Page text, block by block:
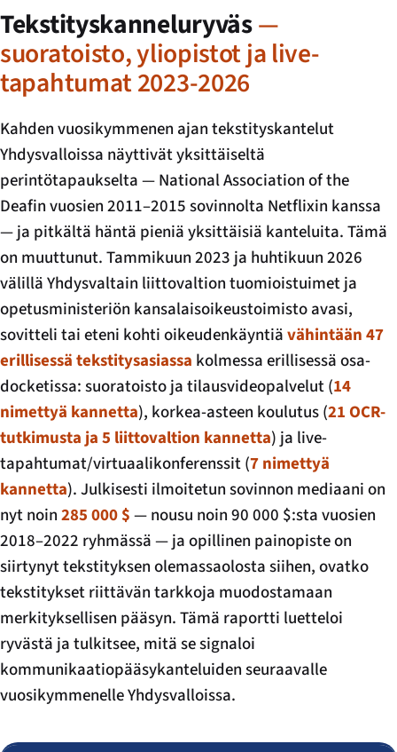
Tekstityskanneluryväs—
suoratoisto, yliopistot ja live-
tapahtumat 2023-2026
Kahden vuosikymmenen ajan tekstityskantelut
Yhdysvalloissa näyttivät yksittäiseltä
perintötapaukselta — National Association of the
Deafin vuosien 2011–2015 sovinnolta Netflixin kanssa
— ja pitkältä häntä pieniä yksittäisiä kanteluita. Tämä
on muuttunut. Tammikuun 2023 ja huhtikuun 2026
välillä Yhdysvaltain liittovaltion tuomioistuimet ja
opetusministeriön kansalaisoikeustoimisto avasi,
sovitteli tai eteni kohti oikeudenkäyntiävähintään 47
erillisessä tekstitysasiassa kolmessa erillisessä osa-
docketissa: suoratoisto ja tilausvideopalvelut (14
nimettyä kannetta), korkea-asteen koulutus (21 OCR-
tutkimusta ja 5 liittovaltion kannetta) ja live-
tapahtumat/virtuaalikonferenssit (7 nimettyä
kannetta). Julkisesti ilmoitetun sovinnon mediaani on
nyt noin285 000 $— nousu noin 90 000 $:sta vuosien
2018–2022 ryhmässä — ja opillinen painopiste on
siirtynyttekstityksen olemassaolostasiihen,ovatko
tekstitykset riittävän tarkkoja muodostamaan
merkityksellisen pääsyn. Tämä raportti luetteloi
ryvästä ja tulkitsee, mitä se signaloi
kommunikaatiopääsykanteluiden seuraavalle
vuosikymmenelle Yhdysvalloissa.